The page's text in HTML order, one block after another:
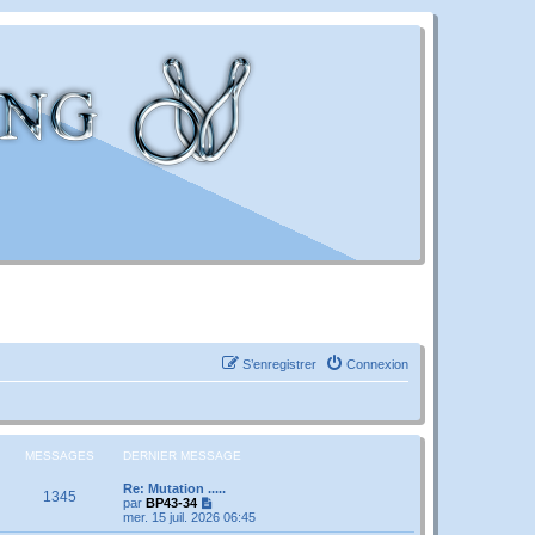
Connexion
S’enregistrer
MESSAGES DERNIER MESSAGE
1345
Re: Mutation .....
par BP43-34
o
i
mer. 15 juil. 2026 06:45